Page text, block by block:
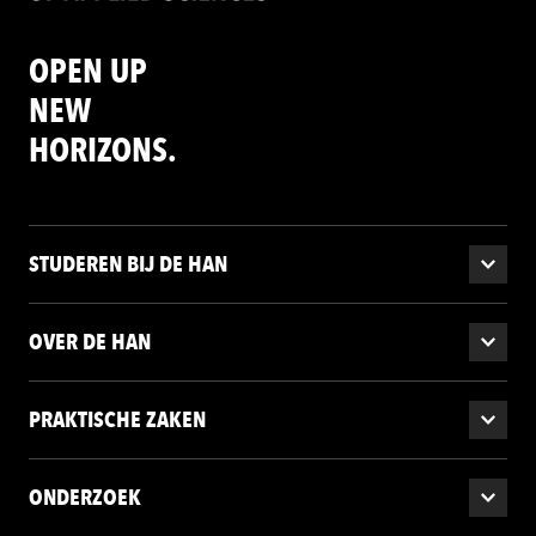
OPEN UP
NEW
HORIZONS.
STUDEREN BIJ DE HAN
OVER DE HAN
PRAKTISCHE ZAKEN
ONDERZOEK